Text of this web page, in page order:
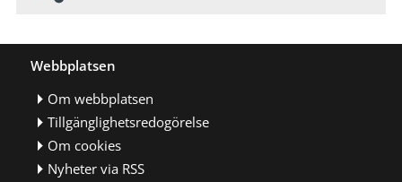
Webbplatsen
Om webbplatsen
Tillgänglighetsredogörelse
Om cookies
Nyheter via RSS